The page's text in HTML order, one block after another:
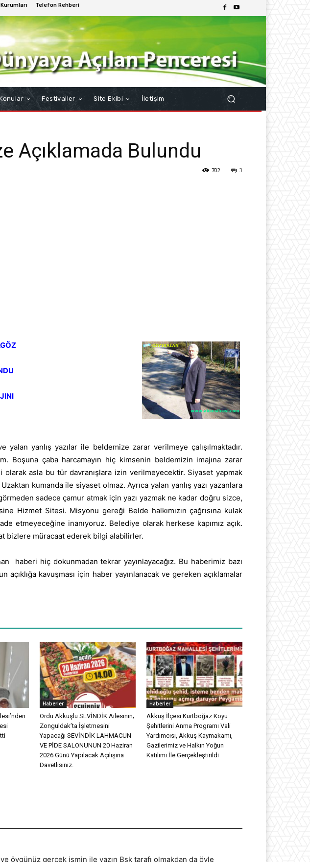
Telefon Rehberi
Festivaller Site Ekibi İletişim
Açıklamada Bulundu
3
702
yanlış yazılar ile beldemize zarar verilmeye çalışılmaktadır.
Boşuna çaba harcamayın hiç kimsenin beldemizin imajına zarar
asla bu tür davranışlara izin verilmeyecektir. Siyaset yapmak
kumanda ile siyaset olmaz. Ayrıca yalan yanlış yazı yazanlara
sadece çamur atmak için yazı yazmak ne kadar doğru sizce,
Hizmet Sitesi. Misyonu gereği Belde halkımızın çağrısına kulak
etmeyeceğine inanıyoruz. Belediye olarak herkese kapımız açık.
bizlere müracaat ederek bilgi alabilirler.
haberi hiç dokunmadan tekrar yayınlayacağız. Bu haberimiz bazı
açıklığa kavuşması için haber yayınlanacak ve gereken açıklamalar
Haberler
Ordu Akkuşlu SEVİNDİK Ailesinin;
Zonguldak’ta İşletmesini
Yapacağı SEVİNDİK LAHMACUN
VE PİDE SALONUNUN 20 Haziran
2026 Günü Yapılacak Açılışına
Davetlisiniz.
Haberler
Akkuş İlçesi Kurtboğaz Köyü
Şehitlerini Anma Programı Vali
Yardımcısı, Akkuş Kaymakamı,
Gazilerimiz ve Halkın Yoğun
Katılımı İle Gerçekleştirildi
övgünüz gerçek ismin ile yazın Bşk tarafı olmakdan da öyle